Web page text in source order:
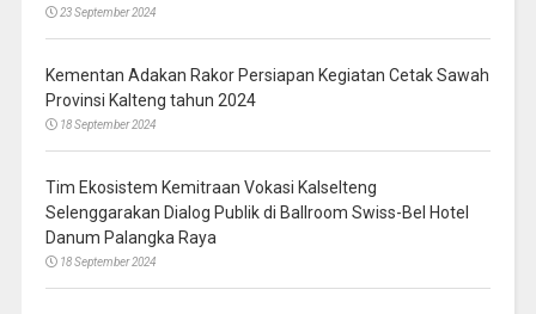
23 September 2024
Kementan Adakan Rakor Persiapan Kegiatan Cetak Sawah
Provinsi Kalteng tahun 2024
18 September 2024
Tim Ekosistem Kemitraan Vokasi Kalselteng
Selenggarakan Dialog Publik di Ballroom Swiss-Bel Hotel
Danum Palangka Raya
18 September 2024